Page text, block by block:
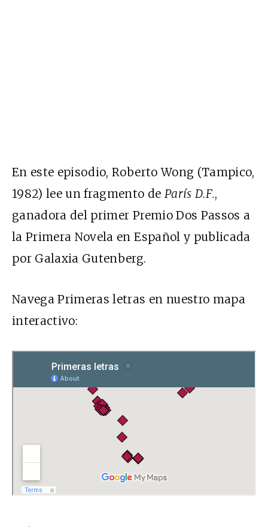
En este episodio, Roberto Wong (Tampico,
1982) lee un fragmento de París D.F.,
ganadora del primer Premio Dos Passos a
la Primera Novela en Español y publicada
por Galaxia Gutenberg.
Navega Primeras letras en nuestro mapa
interactivo: